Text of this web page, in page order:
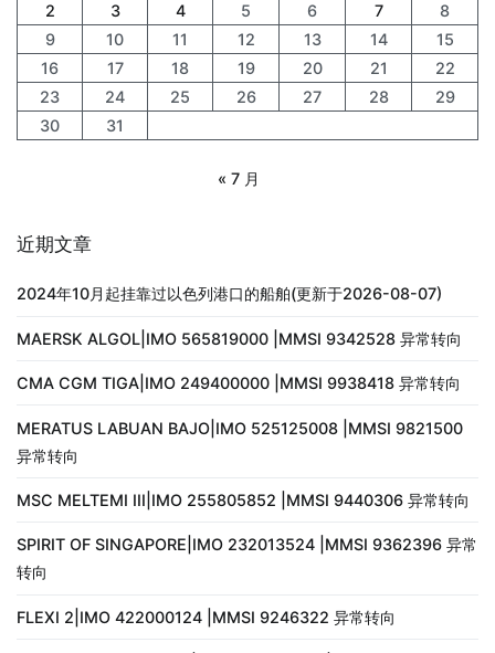
2
3 4 5 6 7
8
9
10 11 12 13 14
15
16
17 18 19 20 21
22
23
24 25 26 27 28
29
30
31
« 7 月
近期文章
2024年10月起挂靠过以色列港口的船舶(更新于2026-08-07)
MAERSK ALGOL|IMO 565819000 |MMSI 9342528 异常转向
CMA CGM TIGA|IMO 249400000 |MMSI 9938418 异常转向
MERATUS LABUAN BAJO|IMO 525125008 |MMSI 9821500
异常转向
MSC MELTEMI III|IMO 255805852 |MMSI 9440306 异常转向
SPIRIT OF SINGAPORE|IMO 232013524 |MMSI 9362396 异常
转向
FLEXI 2|IMO 422000124 |MMSI 9246322 异常转向